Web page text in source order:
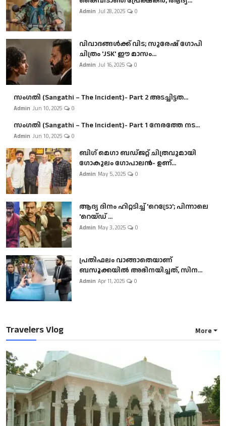
Admin Jul 28, 2025 0
വിവാദങ്ങൾക്ക് വിട; സുരേഷ് ഗോപി
ചിത്രം 'JSK' ഈ മാസം...
Admin Jul 16, 2025 0
സംഗതി (Sangathi – The Incident)- Part 2 അടച്ചിട്ടത...
Admin Jun 10, 2025 0
സംഗതി (Sangathi – The Incident)- Part 1 നേരത്തേ നട...
Admin Jun 10, 2025 0
ബി​ഗ് മെഗാ ബഡ്ജറ്റ് ചിത്രവുമായി
ഗോകുലം ഗോപാലൻ- ഉണ്...
Admin May 5, 2025 0
ആദ്യ ദിനം ഹിറ്റടിച്ച് 'റെട്രോ'; പിന്നാലെ
'റെയ്ഡ് ...
Admin May 3, 2025 0
പ്രതിഫലം വാങ്ങാതെയാണ്
ബസൂക്കയില്‍ അഭിനയിച്ചത്, സിന...
Admin Apr 11, 2025 0
Travelers Vlog More